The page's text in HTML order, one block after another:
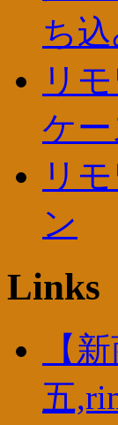
ち
リ
ケ
リ
ン
Links
【
五